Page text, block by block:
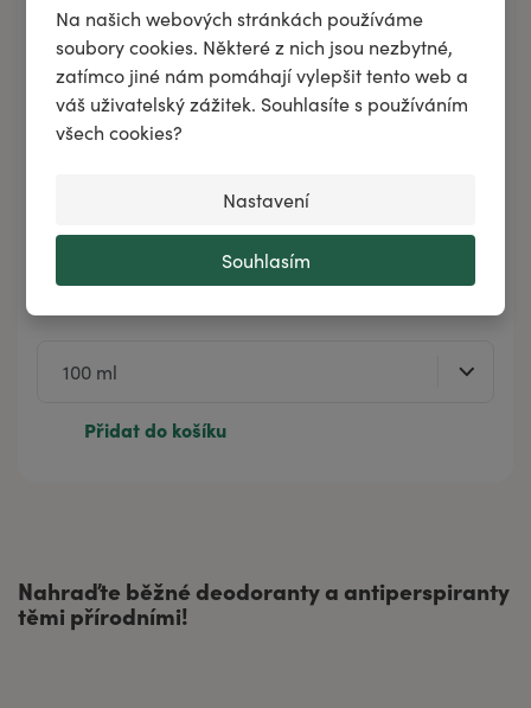
Na našich webových stránkách používáme
soubory cookies. Některé z nich jsou nezbytné,
zatímco jiné nám pomáhají vylepšit tento web a
váš uživatelský zážitek. Souhlasíte s používáním
všech cookies?
Nastavení
Souhlasím
Přidat do košíku
Nahraďte běžné deodoranty a antiperspiranty
těmi přírodními!